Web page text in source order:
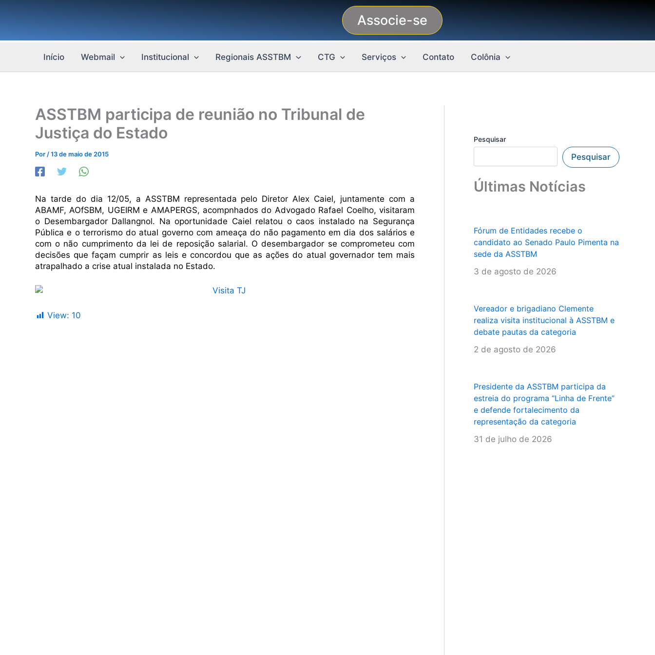
conteúdo
Associe-se
Início Webmail Institucional Regionais ASSTBM CTG Serviços Contato Colônia
ASSTBM participa de reunião no Tribunal de
Justiça do Estado
Por /13 de maio de 2015
Na tarde do dia 12/05, a ASSTBM representada pelo Diretor Alex Caiel, juntamente com a
ABAMF, AOfSBM, UGEIRM e AMAPERGS, acompnhados do Advogado Rafael Coelho, visitaram
o Desembargador Dallangnol. Na oportunidade Caiel relatou o caos instalado na Segurança
Pública e o terrorismo do atual governo com ameaça do não pagamento em dia dos salários e
com o não cumprimento da lei de reposição salarial. O desembargador se comprometeu com
decisões que façam cumprir as leis e concordou que as ações do atual governador tem mais
atrapalhado a crise atual instalada no Estado.
View: 10
Pesquisar
Pesquisar
Últimas Notícias
Fórum de Entidades recebe o
candidato ao Senado Paulo Pimenta na
sede da ASSTBM
3 de agosto de 2026
Vereador e brigadiano Clemente
realiza visita institucional à ASSTBM e
debate pautas da categoria
2 de agosto de 2026
Presidente da ASSTBM participa da
estreia do programa “Linha de Frente”
e defende fortalecimento da
representação da categoria
31 de julho de 2026